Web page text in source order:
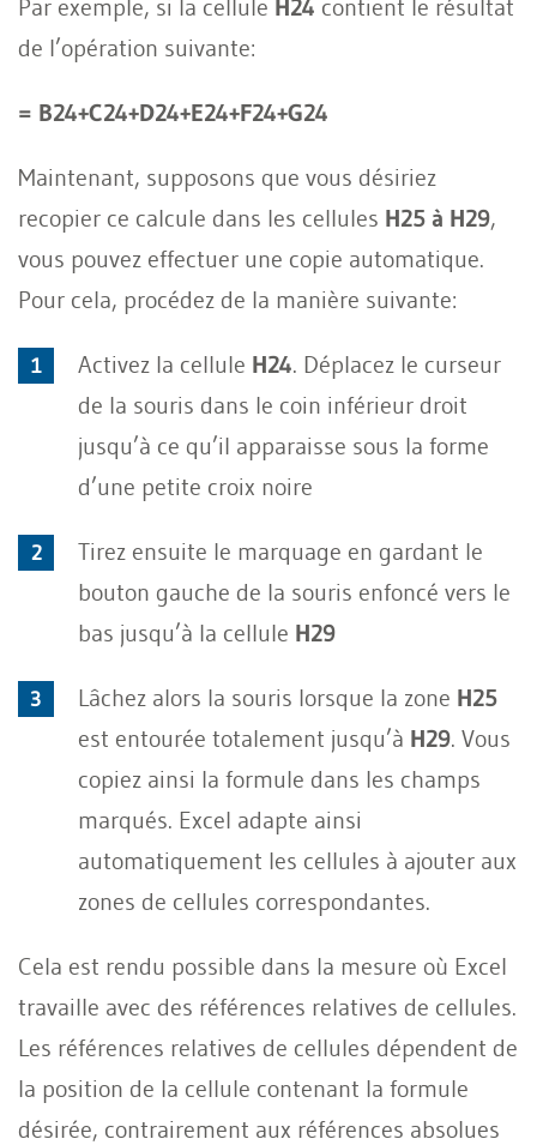
Par exemple, si la cellule H24 contient le résultat
de l’opération suivante:
= B24+C24+D24+E24+F24+G24
Maintenant, supposons que vous désiriez
recopier ce calcule dans les cellules H25 à H29,
vous pouvez effectuer une copie automatique.
Pour cela, procédez de la manière suivante:
Activez la cellule H24. Déplacez le curseur
de la souris dans le coin inférieur droit
jusqu’à ce qu’il apparaisse sous la forme
d’une petite croix noire
Tirez ensuite le marquage en gardant le
bouton gauche de la souris enfoncé vers le
bas jusqu’à la cellule H29
Lâchez alors la souris lorsque la zone H25
est entourée totalement jusqu’à H29. Vous
copiez ainsi la formule dans les champs
marqués. Excel adapte ainsi
automatiquement les cellules à ajouter aux
zones de cellules correspondantes.
Cela est rendu possible dans la mesure où Excel
travaille avec des références relatives de cellules.
Les références relatives de cellules dépendent de
la position de la cellule contenant la formule
désirée, contrairement aux références absolues